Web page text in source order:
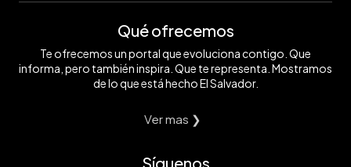
Qué ofrecemos
Te ofrecemos un portal que evoluciona contigo. Que
informa, pero también inspira. Que te representa. Mostramos
de lo que está hecho El Salvador.
Ver mas ❯
Síguenos